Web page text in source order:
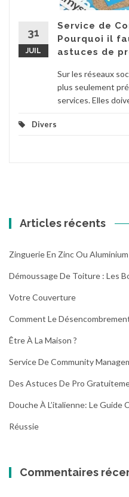
31
JUIL
Service de
Pourquoi il
astuces de
Sur les réseaux
plus seulement
services. Elles
Divers
Articles récents
Zinguerie En Zinc Ou
Démoussage De Toiture : Les
Votre Couverture
Comment Le
Être À La Maison ?
Service De Community
Des Astuces De Pro
Douche À L’italienne: Le
Réussie
Commentaires